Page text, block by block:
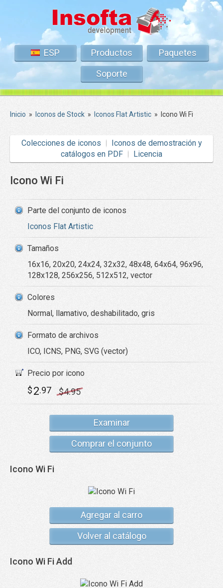
ESP Productos
Paquetes
Soporte
Inicio » Iconos de Stock » Iconos Flat Artistic » Icono Wi Fi
Colecciones de iconos
Iconos de demostración y
catálogos en PDF
Licencia
Icono Wi Fi
Parte del conjunto de iconos
Iconos Flat Artistic
Tamaños
16x16, 20x20, 24x24, 32x32, 48x48, 64x64, 96x96,
128x128, 256x256, 512x512, vector
Colores
Normal, llamativo, deshabilitado, gris
Formato de archivos
ICO, ICNS, PNG, SVG (vector)
Precio por icono
$2.97 $4.95
Examinar
Comprar el conjunto
Icono Wi Fi
Agregar al carro
Volver al catálogo
Icono Wi Fi Add